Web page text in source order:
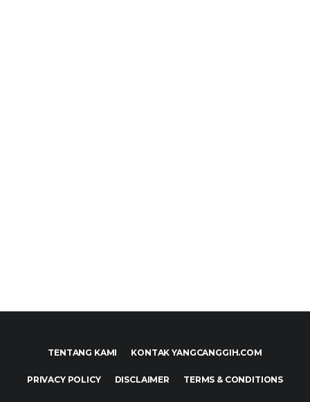
TENTANG KAMI KONTAK YANGCANGGIH.COM
PRIVACY POLICY DISCLAIMER TERMS & CONDITIONS